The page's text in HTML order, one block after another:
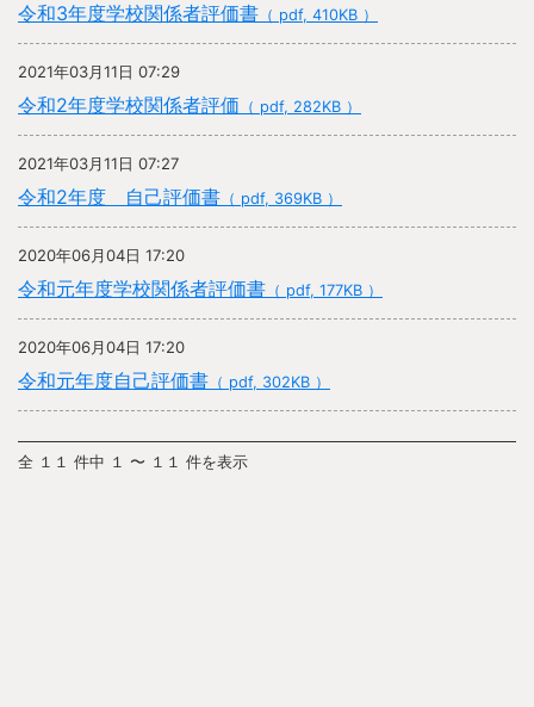
令和3年度学校関係者評価書 （ pdf, 410KB ）
2021年03月11日 07:29
令和2年度学校関係者評価 （ pdf, 282KB ）
2021年03月11日 07:27
令和2年度 自己評価書 （ pdf, 369KB ）
2020年06月04日 17:20
令和元年度学校関係者評価書 （ pdf, 177KB ）
2020年06月04日 17:20
令和元年度自己評価書 （ pdf, 302KB ）
全 １１ 件中 １ 〜 １１ 件を表示